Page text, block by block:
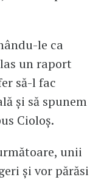
le ca
un raport
să-l fac
și să spunem
Cioloș.
unii
și vor părăsi